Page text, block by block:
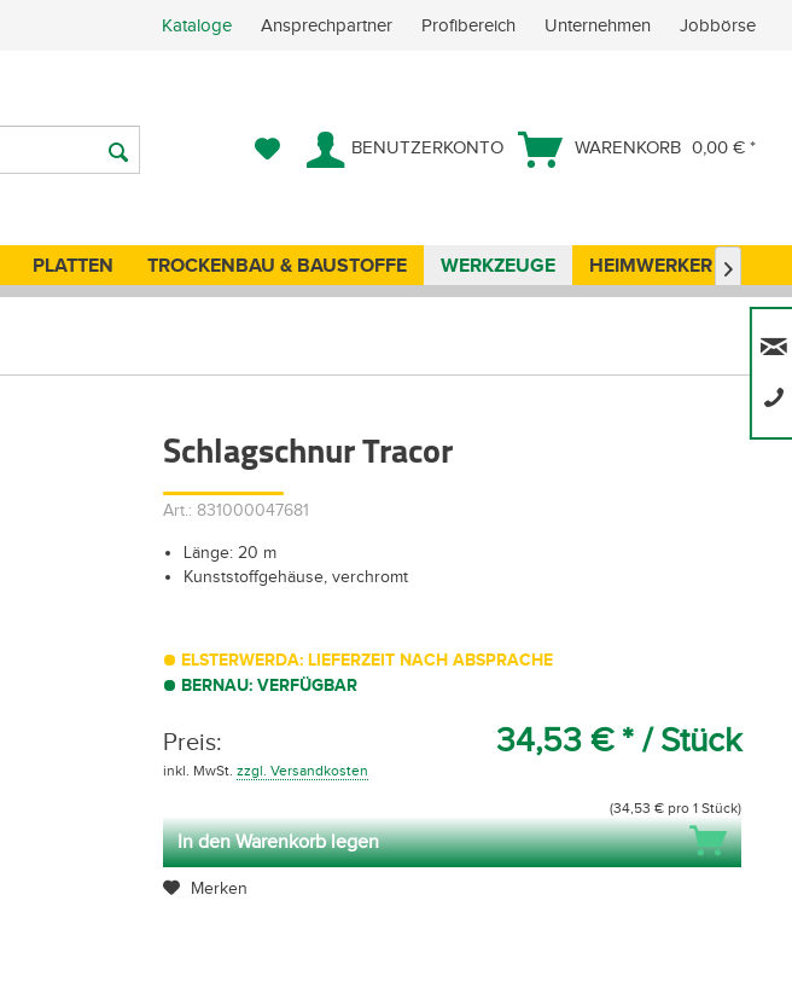
Kataloge Ansprechpartner Profibereich Unternehmen Jobbörse
BENUTZERKONTO WARENKORB 0,00 € *
PLATTEN TROCKENBAU & BAUSTOFFE WERKZEUGE HEIMWERKER 
Schlagschnur Tracor
Art.: 831000047681
Länge: 20 m
Kunststoffgehäuse, verchromt
ELSTERWERDA: LIEFERZEIT NACH ABSPRACHE
BERNAU: VERFÜGBAR
Preis: 34,53 € * / Stück
inkl. MwSt.zzgl. Versandkosten
(34,53 € pro 1 Stück)
In den Warenkorb legen
Merken